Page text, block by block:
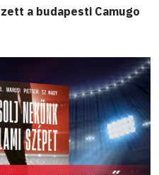
a budapesti Camugo